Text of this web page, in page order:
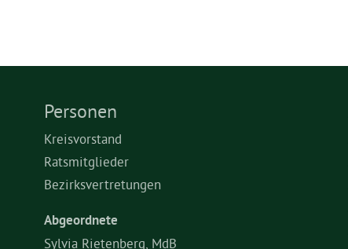
Personen
Kreisvorstand
Ratsmitglieder
Bezirksvertretungen
Abgeordnete
Sylvia Rietenberg, MdB